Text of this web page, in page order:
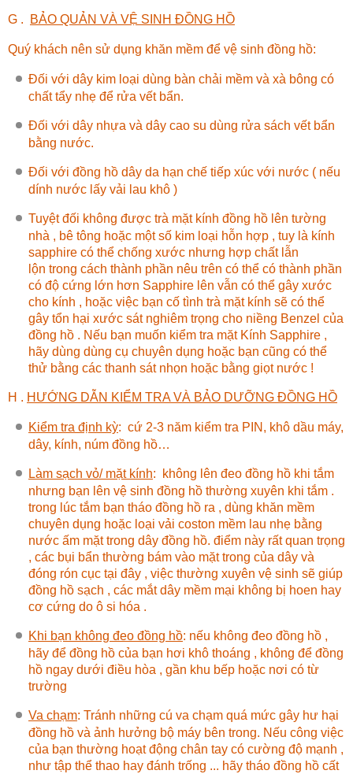
G . BẢO QUẢN VÀ VỆ SINH ĐỒNG HỒ
Quý khách nên sử dụng khăn mềm để vệ sinh đồng hồ:
Đối với dây kim loại dùng bàn chải mềm và xà bông có
chất tẩy nhẹ để rửa vết bẩn.
Đối với dây nhựa và dây cao su dùng rửa sách vết bẩn
bằng nước.
Đối với đồng hồ dây da hạn chế tiếp xúc với nước ( nếu
dính nước lấy vải lau khô )
Tuyệt đối không được trà mặt kính đồng hồ lên tường
nhà , bê tông hoặc một số kim loại hỗn hợp , tuy là kính
sapphire có thể chống xước nhưng hợp chất lẫn
lộn trong cách thành phần nêu trên có thể có thành phần
có độ cứng lớn hơn Sapphire lên vẫn có thể gây xước
cho kính , hoặc việc bạn cố tình trà mặt kính sẽ có thể
gây tổn hại xước sát nghiêm trọng cho niềng Benzel của
đồng hồ . Nếu bạn muốn kiểm tra mặt Kính Sapphire ,
hãy dùng dùng cụ chuyên dụng hoặc bạn cũng có thể
thử bằng các thanh sát nhọn hoặc bằng giọt nước !
H . HƯỚNG DẪN KIỂM TRA VÀ BẢO DƯỠNG ĐỒNG HỒ
Kiểm tra định kỳ: cứ 2-3 năm kiểm tra PIN, khô dầu máy,
dây, kính, núm đồng hồ…
Làm sạch vỏ/ mặt kính:
không lên đeo đồng hồ khi tắm
nhưng bạn lên vệ sinh đồng hồ thường xuyên khi tắm .
trong lúc tắm bạn tháo đồng hồ ra , dùng khăn mềm
chuyên dụng hoặc loại vải coston mềm lau nhẹ bằng
nước ấm mặt trong dây đồng hồ. điểm này rất quan trọng
, các bụi bẩn thường bám vào mặt trong của dây và
đóng rón cục tại đây , việc thường xuyên vệ sinh sẽ giúp
đồng hồ sạch , các mắt dây mềm mại không bị hoen hay
cơ cứng do ô si hóa .
Khi bạn không đeo đồng hồ: nếu không đeo đồng hồ ,
hãy để đồng hồ của bạn hơi khô thoáng , không để đồng
hồ ngay dưới điều hòa , gần khu bếp hoặc nơi có từ
trường
Va chạm: Tránh những cú va chạm quá mức gây hư hại
đồng hồ và ảnh hưởng bộ máy bên trong. Nếu công việc
của bạn thường hoạt động chân tay có cường độ mạnh ,
như tập thể thao hay đánh trống ... hãy tháo đồng hồ cất